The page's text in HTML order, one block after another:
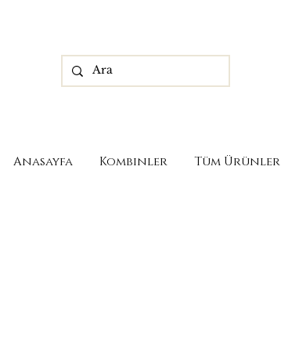
Anasayfa Kombinler Tüm Ürünler